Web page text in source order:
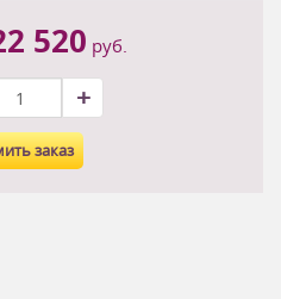
520 руб.
+
заказ